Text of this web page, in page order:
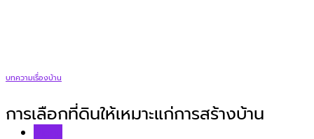
บทความเรื่องบ้าน
การเลือกที่ดินให้เหมาะแก่การสร้างบ้าน